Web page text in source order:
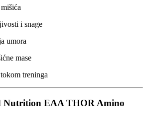
i snage
umora
mase
treninga
Nutrition EAA THOR Amino